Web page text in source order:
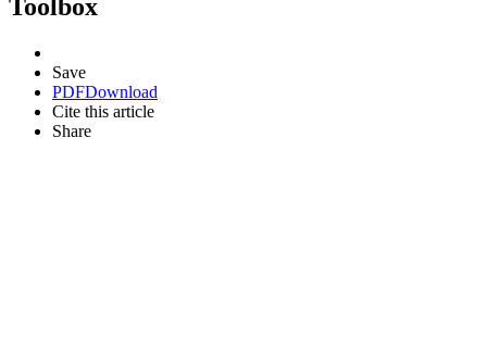
Toolbox
Save
PDFDownload
Cite this article
Share